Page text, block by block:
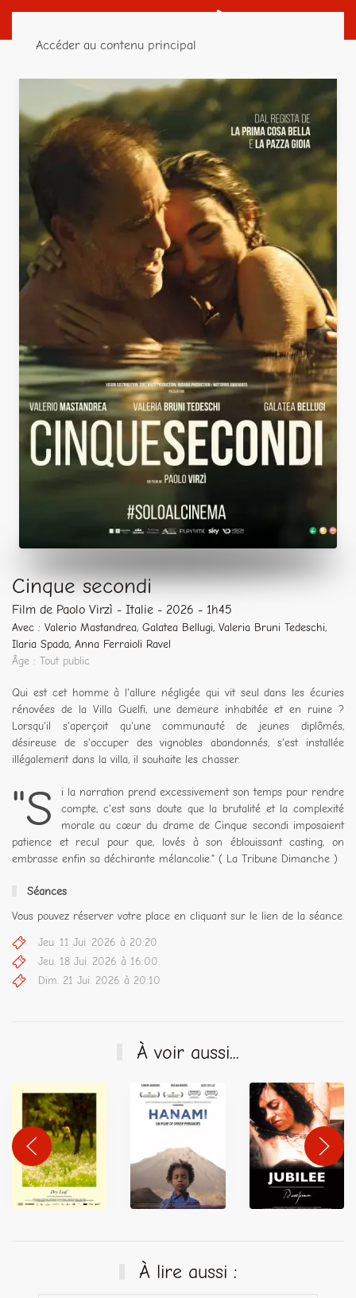
Accéder au contenu principal
Cinque secondi
Film de Paolo Virzì - Italie - 2026 - 1h45
Avec : Valerio Mastandrea, Galatea Bellugi, Valeria Bruni Tedeschi,
Ilaria Spada, Anna Ferraioli Ravel
Âge : Tout public
Qui est cet homme à l'allure négligée qui vit seul dans les écuries
rénovées de la Villa Guelfi, une demeure inhabitée et en ruine ?
Lorsqu'il s'aperçoit qu'une communauté de jeunes diplômés,
désireuse de s'occuper des vignobles abandonnés, s'est installée
illégalement dans la villa, il souhaite les chasser.
"S
i la narration prend excessivement son temps pour rendre
compte, c'est sans doute que la brutalité et la complexité
morale au cœur du drame de Cinque secondi imposaient
patience et recul pour que, lovés à son éblouissant casting, on
embrasse enfin sa déchirante mélancolie." ( La Tribune Dimanche )
Séances
Vous pouvez réserver votre place en cliquant sur le lien de la séance.
Jeu. 11 Jui. 2026 à 20:20
Jeu. 18 Jui. 2026 à 16:00
Dim. 21 Jui. 2026 à 20:10
À voir aussi...
À lire aussi :